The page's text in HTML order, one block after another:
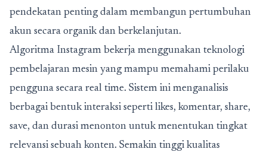
pendekatan penting dalam membangun pertumbuhan
akun secara organik dan berkelanjutan.
Algoritma Instagram bekerja menggunakan teknologi
pembelajaran mesin yang mampu memahami perilaku
pengguna secara real time. Sistem ini menganalisis
berbagai bentuk interaksi seperti likes, komentar, share,
save, dan durasi menonton untuk menentukan tingkat
relevansi sebuah konten. Semakin tinggi kualitas